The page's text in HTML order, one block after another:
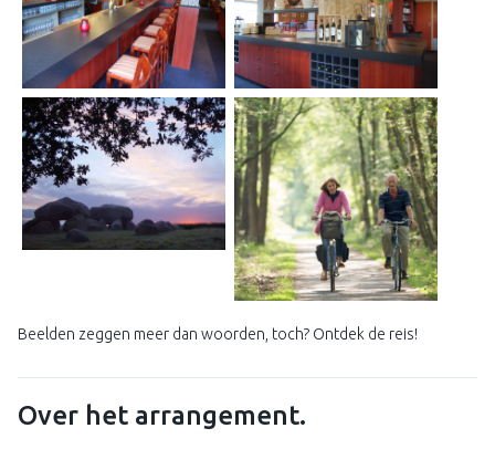
Beelden zeggen meer dan woorden, toch? Ontdek de reis!
Over het arrangement.